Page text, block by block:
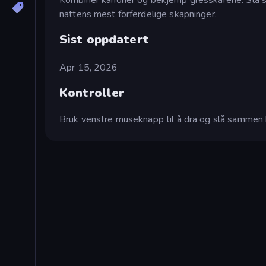
nattens mest forferdelige skapninger.
Sist oppdatert
Apr 15, 2026
Kontroller
Bruk venstre museknapp til å dra og slå sammen